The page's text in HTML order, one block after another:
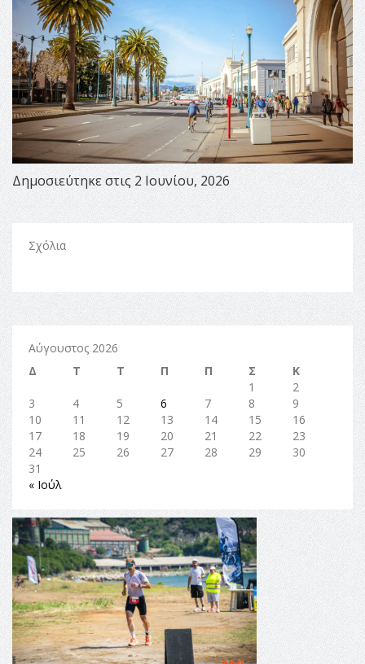
Δημοσιεύτηκε στις 2 Ιουνίου, 2026
Σχόλια
Αύγουστος 2026
Δ
Τ Τ Π Π Σ
Κ
1
2
3
4 5 6 7 8
9
10
11 12 13 14 15
16
17
18 19 20 21 22
23
24
25 26 27 28 29
30
31
« Ιούλ